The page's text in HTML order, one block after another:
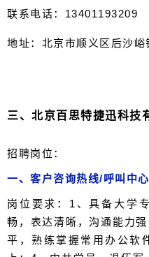
联系电话：13401193209
地址：北京市顺义区后沙
三、 北京百思特捷迅科技
招聘岗位：
一、客户咨询热线/呼叫中
岗位要求：1、具备大学
畅，表达清晰，沟通能力
平，熟练掌握常用办公软